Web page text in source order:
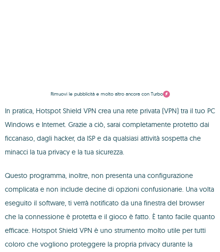
Rimuovi le pubblicità e molto altro ancora con Turbo
In pratica, Hotspot Shield VPN crea una rete privata (VPN) tra il tuo PC
Windows e Internet. Grazie a ciò, sarai completamente protetto dai
ficcanaso, dagli hacker, da ISP e da qualsiasi attività sospetta che
minacci la tua privacy e la tua sicurezza.
Questo programma, inoltre, non presenta una configurazione
complicata e non include decine di opzioni confusionarie. Una volta
eseguito il software, ti verrà notificato da una finestra del browser
che la connessione è protetta e il gioco è fatto. È tanto facile quanto
efficace. Hotspot Shield VPN è uno strumento molto utile per tutti
coloro che vogliono proteggere la propria privacy durante la